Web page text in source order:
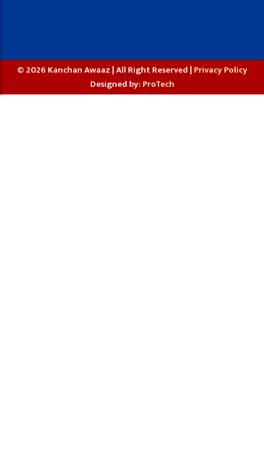
© 2026 Kanchan Awaaz | All Right Reserved | Privacy Policy
Designed by: ProTech